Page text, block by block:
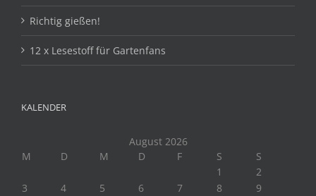
Richtig gießen!
12 x Lesestoff für Gartenfans
KALENDER
August 2026
M
D M D F S
S
1
2
3
4 5 6 7 8 9